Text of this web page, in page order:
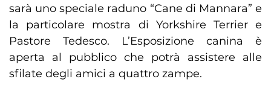
sarà uno speciale raduno “Cane di Mannara” e
la particolare mostra di Yorkshire Terrier e
Pastore Tedesco. L’Esposizione canina è
aperta al pubblico che potrà assistere alle
sfilate degli amici a quattro zampe.